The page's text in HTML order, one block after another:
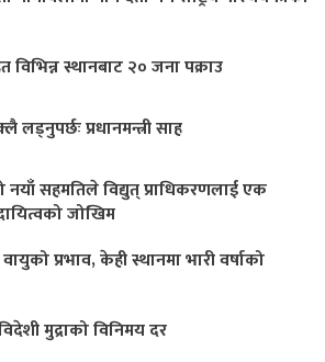
स्थानबाट २० जना पक्राउ
प्रधानमन्त्री साह
सहमतिले विद्युत् प्राधिकरणलाई एक
जोखिम
प्रभाव, केही स्थानमा भारी वर्षाको
मुद्राको विनिमय दर